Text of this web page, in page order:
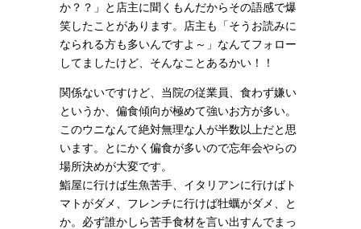
か？？」と店主に聞くもんだからその語感で爆
笑したことがあります。店主も「そうお読みに
なられる方も多いんですよ～」なんてフォロー
してましたけど、そんなことあるかい！！
関係ないですけど、当院の従業員、食わず嫌い
というか、偏食傾向が極めて強いお方が多い。
このウニなんて絶対無理な人が半数以上だと思
います。とにかく偏食が多いので忘年会やらの
場所決めが大変です。
鮨屋に行けば生魚苦手、イタリアンに行けばト
マトがダメ、フレンチに行けば牡蠣がダメ、と
か。必ず誰かしら苦手食材を言い出すんでまっ